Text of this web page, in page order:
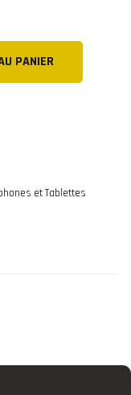
PANIER
et Tablettes